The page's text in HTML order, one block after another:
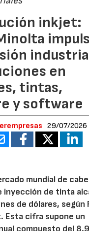
inkjet:
en
tintas,
y software
29/07/2026
mundial de
inyección de tinta
de dólares, según
Esta cifra supone un